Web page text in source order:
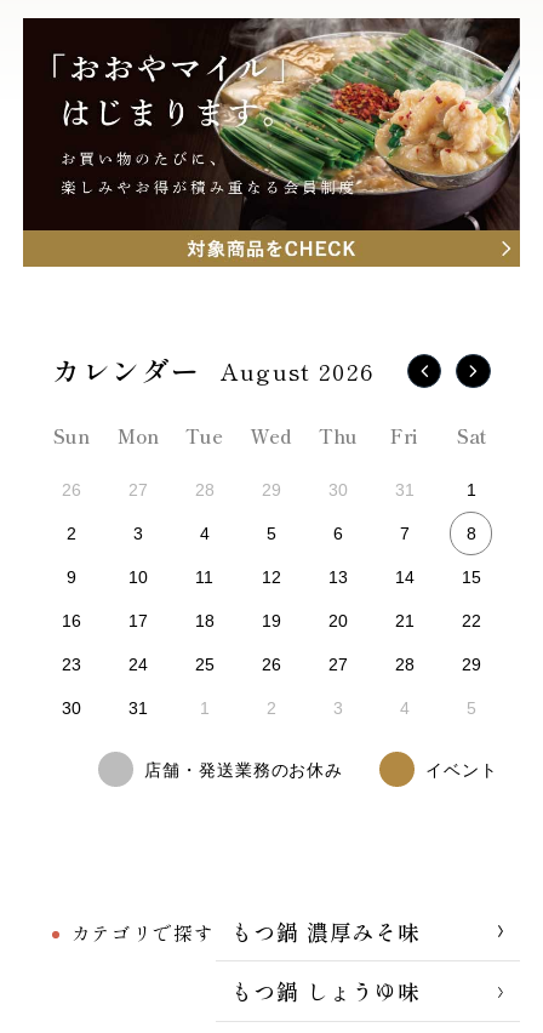
カテゴリで探す
もつ鍋 濃厚みそ味
もつ鍋 しょうゆ味
August 2026
Sun Mon Tue Wed Thu Fri Sat
26 27 28 29 30 31 1
2 3 4 5 6 7 8
9 10 11 12 13 14 15
16 17 18 19 20 21 22
23 24 25 26 27 28 29
30 31 1 2 3 4 5
店舗・発送業務のお休み イベント